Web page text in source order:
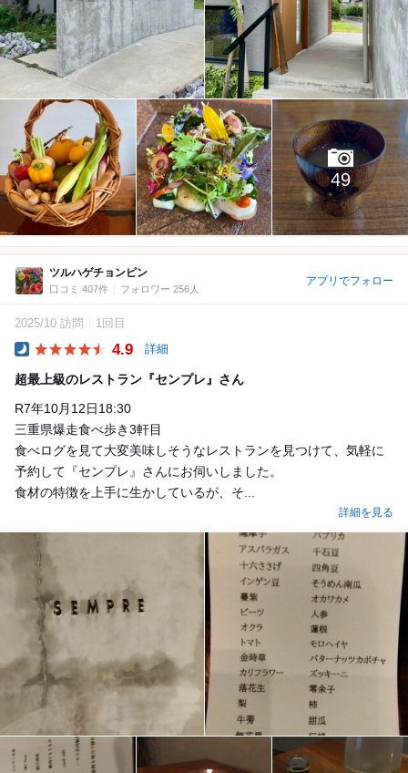
49
ツルハゲチョンピン
口コミ 407件 フォロワー 256人
アプリでフォロー
2025/10 訪問 1回目
4.9 詳細
超最上級のレストラン『センプレ』さん
R7年10月12日18:30
三重県爆走食べ歩き3軒目
食べログを見て大変美味しそうなレストランを見つけて、気軽に
予約して『センプレ』さんにお伺いしました。
食材の特徴を上手に生かしているが、そ...
詳細を見る